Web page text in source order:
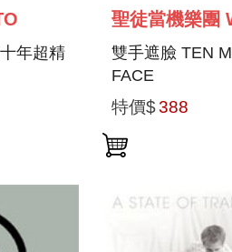
年超精
雙手遮臉 TEN
FACE
特價$388